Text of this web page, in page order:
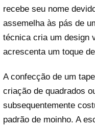
recebe seu nome
assemelha às pás de
técnica cria um design
acrescenta um toque
A confecção de um
criação de quadrados
subsequentemente
padrão de moinho. A